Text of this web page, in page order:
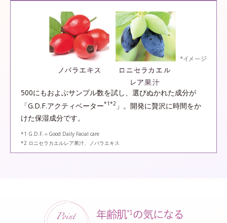
500にもおよぶサンプル数を試し、選びぬかれた成分が
「G.D.F.アクティベーター*1*2 」。開発に贅沢に時間をか
けた保湿成分です。
*1 G.D.F.＝Good Daily Facial care
*2 ロニセラカエルレア果汁、ノバラエキス